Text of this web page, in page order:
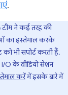
.
ने कई तरह की
का इस्तेमाल करके
भी सपोर्ट करती हैं.
O के वीडियो सेशन
करेंमें इसके बारे में